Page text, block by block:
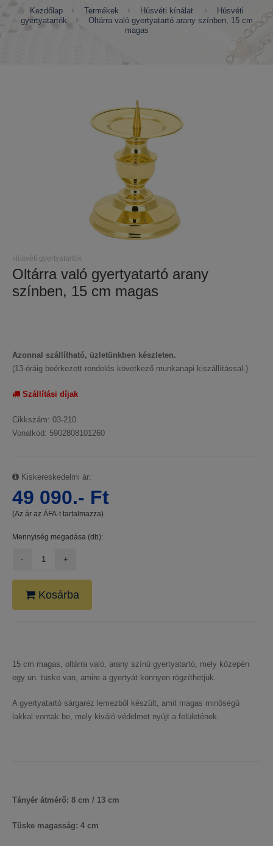
Kezdőlap Termékek Húsvéti kínálat
Húsvéti
gyertyatartók
Oltárra való gyertyatartó arany színben, 15 cm
magas
Húsvéti gyertyatartók
Oltárra való gyertyatartó arany
színben, 15 cm magas
Azonnal szállítható, üzletünkben készleten.
(13-óráig beérkezett rendelés következő munkanapi kiszállítással.)
Szállítási díjak
Cikkszám: 03-210
Vonalkód: 5902808101260
Kiskereskedelmi ár:
49 090.- Ft
(Az ár az ÁFA-t tartalmazza)
Mennyiség megadása (db):
Kosárba
15 cm magas, oltárra való, arany színű gyertyatartó, mely közepén
egy un. tüske van, amire a gyertyát könnyen rögzíthetjük.
A gyertyatartó sárgaréz lemezből készült, amit magas minőségű
lakkal vontak be, mely kiváló védelmet nyújt a felületének.
Tányér átmérő: 8 cm / 13 cm
Tüske magasság: 4 cm